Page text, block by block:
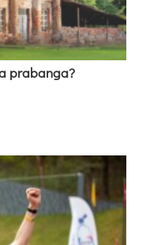
pra­ban­ga?